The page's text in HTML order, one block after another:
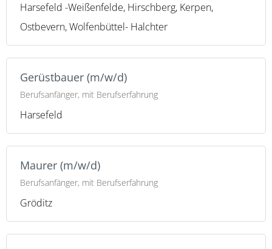
Harsefeld -Weißenfelde, Hirschberg, Kerpen,
Ostbevern, Wolfenbüttel- Halchter
Gerüstbauer (m/w/d)
Berufsanfänger, mit Berufserfahrung
Harsefeld
Maurer (m/w/d)
Berufsanfänger, mit Berufserfahrung
Gröditz